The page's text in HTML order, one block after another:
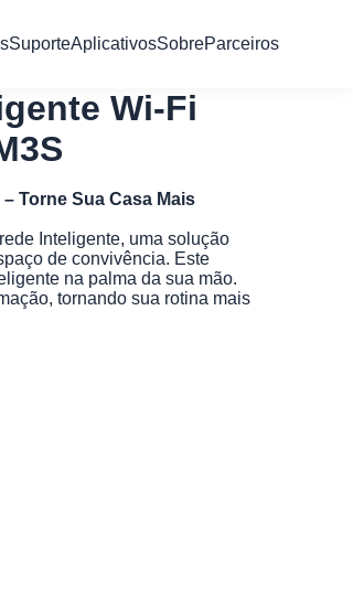
SuporteAplicativosSobreParceiros
Wi-Fi
Torne Sua Casa Mais
Inteligente, uma solução
de convivência. Este
na palma da sua mão.
tornando sua rotina mais